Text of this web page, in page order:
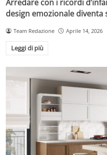
Arredare con i ricordi
design emozionale diventa
Team Redazione Aprile 14, 2026
Leggi di più